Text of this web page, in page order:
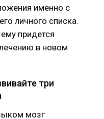
именно с
личного списка.
придется
в новом
три
мозг